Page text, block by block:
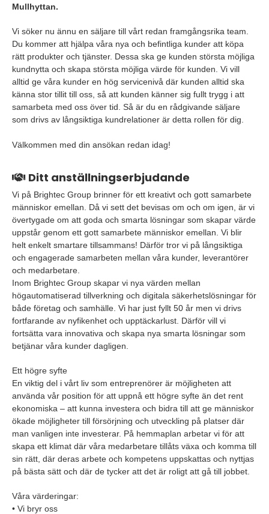
Mullhyttan.
Vi söker nu ännu en säljare till vårt redan framgångsrika team.
Du kommer att hjälpa våra nya och befintliga kunder att köpa
rätt produkter och tjänster. Dessa ska ge kunden största möjliga
kundnytta och skapa största möjliga värde för kunden. Vi vill
alltid ge våra kunder en hög servicenivå där kunden alltid ska
känna stor tillit till oss, så att kunden känner sig fullt trygg i att
samarbeta med oss över tid. Så är du en rådgivande säljare
som drivs av långsiktiga kundrelationer är detta rollen för dig.
Välkommen med din ansökan redan idag!
Ditt anställningserbjudande
Vi på Brightec Group brinner för ett kreativt och gott samarbete
människor emellan. Då vi sett det bevisas om och om igen, är vi
övertygade om att goda och smarta lösningar som skapar värde
uppstår genom ett gott samarbete människor emellan. Vi blir
helt enkelt smartare tillsammans! Därför tror vi på långsiktiga
och engagerade samarbeten mellan våra kunder, leverantörer
och medarbetare.
Inom Brightec Group skapar vi nya värden mellan
högautomatiserad tillverkning och digitala säkerhetslösningar för
både företag och samhälle. Vi har just fyllt 50 år men vi drivs
fortfarande av nyfikenhet och upptäckarlust. Därför vill vi
fortsätta vara innovativa och skapa nya smarta lösningar som
betjänar våra kunder dagligen.
Ett högre syfte
En viktig del i vårt liv som entreprenörer är möjligheten att
använda vår position för att uppnå ett högre syfte än det rent
ekonomiska – att kunna investera och bidra till att ge människor
ökade möjligheter till försörjning och utveckling på platser där
man vanligen inte investerar. På hemmaplan arbetar vi för att
skapa ett klimat där våra medarbetare tillåts växa och komma till
sin rätt, där deras arbete och kompetens uppskattas och nyttjas
på bästa sätt och där de tycker att det är roligt att gå till jobbet.
Våra värderingar:
• Vi bryr oss